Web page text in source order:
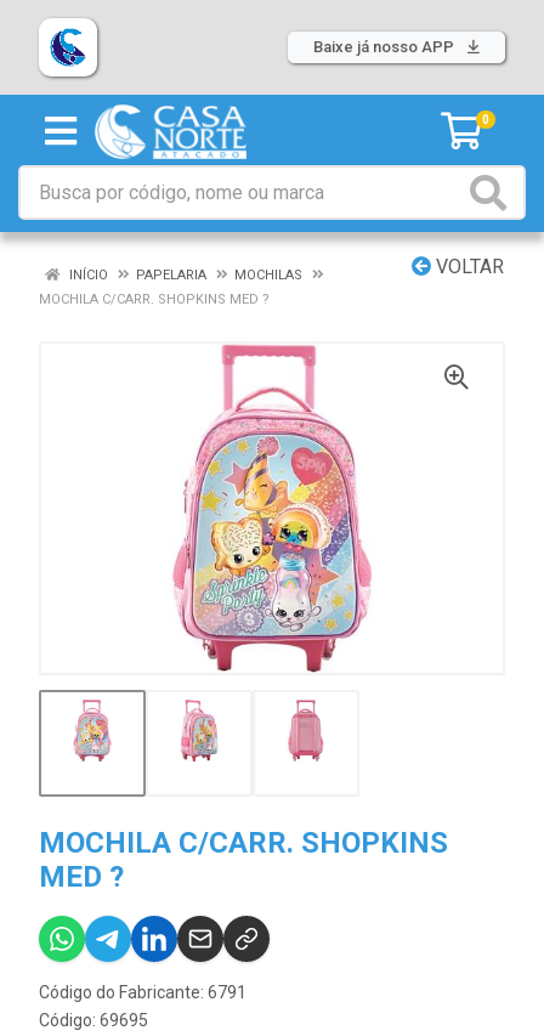
Baixe já nosso APP
0
VOLTAR
INÍCIO PAPELARIA
MOCHILAS
MOCHILA C/CARR. SHOPKINS MED ?
MOCHILA C/CARR. SHOPKINS
MED ?
Código do Fabricante: 6791
Código: 69695